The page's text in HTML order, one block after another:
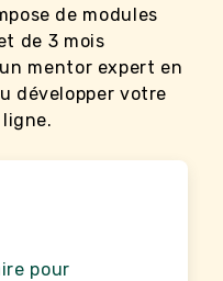
de modules
de 3 mois
mentor expert en
développer votre
pour